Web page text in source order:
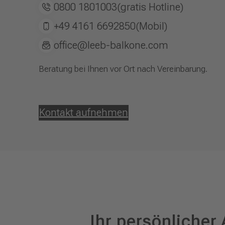
0800 1801003(gratis Hotline)
+49 4161 6692850(Mobil)
office@leeb-balkone.com
Beratung bei Ihnen vor Ort nach Vereinbarung.
Kontakt aufnehmen